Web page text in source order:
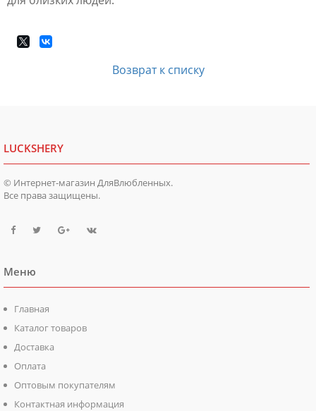
Возврат к списку
LUCKSHERY
© Интернет-магазин ДляВлюбленных.
Все права защищены.
Меню
Главная
Каталог товаров
Доставка
Оплата
Оптовым покупателям
Контактная информация